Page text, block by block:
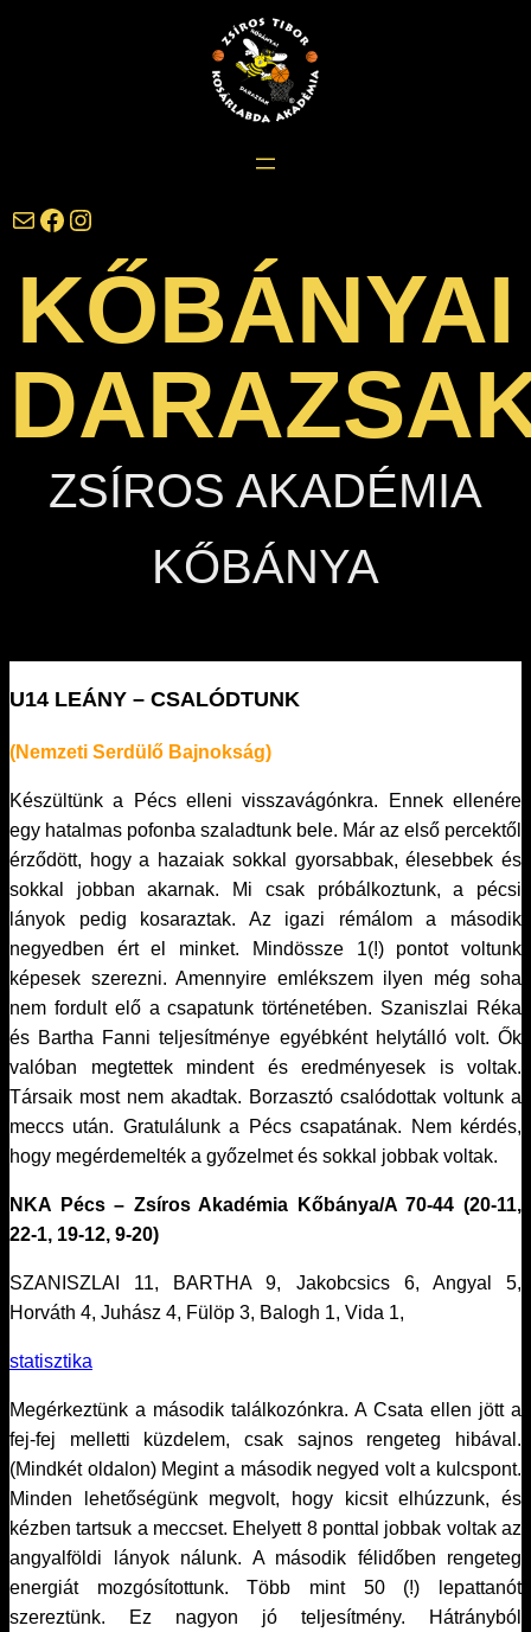
darazsak@darazsak.hu @kobanyaidarazsak @darazsak
KŐBÁNYAI
ZSÍROS AKADÉMIA
KŐBÁNYA
U14 LEÁNY – CSALÓDTUNK
(Nemzeti Serdülő Bajnokság)
Készültünk a Pécs elleni visszavágónkra. Ennek ellenére
egy hatalmas pofonba szaladtunk bele. Már az első percektől
érződött, hogy a hazaiak sokkal gyorsabbak, élesebbek és
sokkal jobban akarnak. Mi csak próbálkoztunk, a pécsi
lányok pedig kosaraztak. Az igazi rémálom a második
negyedben ért el minket. Mindössze 1(!) pontot voltunk
képesek szerezni. Amennyire emlékszem ilyen még soha
nem fordult elő a csapatunk történetében. Szaniszlai Réka
és Bartha Fanni teljesítménye egyébként helytálló volt. Ők
valóban megtettek mindent és eredményesek is voltak.
Társaik most nem akadtak. Borzasztó csalódottak voltunk a
meccs után. Gratulálunk a Pécs csapatának. Nem kérdés,
hogy megérdemelték a győzelmet és sokkal jobbak voltak.
NKA Pécs – Zsíros Akadémia Kőbánya/A 70-44 (20-11,
22-1, 19-12, 9-20)
SZANISZLAI 11, BARTHA 9, Jakobcsics 6, Angyal 5,
Horváth 4, Juhász 4, Fülöp 3, Balogh 1, Vida 1,
statisztika
Megérkeztünk a második találkozónkra. A Csata ellen jött a
fej-fej melletti küzdelem, csak sajnos rengeteg hibával.
(Mindkét oldalon) Megint a második negyed volt a kulcspont.
Minden lehetőségünk megvolt, hogy kicsit elhúzzunk, és
kézben tartsuk a meccset. Ehelyett 8 ponttal jobbak voltak az
angyalföldi lányok nálunk. A második félidőben rengeteg
energiát mozgósítottunk. Több mint 50 (!) lepattanót
szereztünk. Ez nagyon jó teljesítmény. Hátrányból